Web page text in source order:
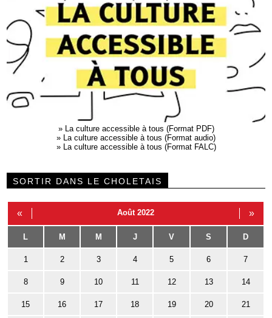
»
La culture accessible à tous (Format PDF)
»
La culture accessible à tous (Format audio)
»
La culture accessible à tous (Format FALC)
SORTIR DANS LE CHOLETAIS
« Août 2022 »
L M M J V S D
1 2 3 4 5 6 7
8 9 10 11 12 13 14
15 16 17 18 19 20 21